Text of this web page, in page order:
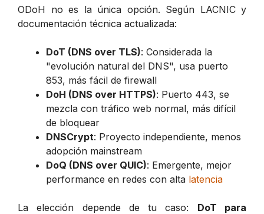
ODoH no es la única opción. Según LACNIC y
documentación técnica actualizada:
DoT (DNS over TLS): Considerada la
"evolución natural del DNS", usa puerto
853, más fácil de firewall
DoH (DNS over HTTPS): Puerto 443, se
mezcla con tráfico web normal, más difícil
de bloquear
DNSCrypt: Proyecto independiente, menos
adopción mainstream
DoQ (DNS over QUIC): Emergente, mejor
performance en redes con alta latencia
La elección depende de tu caso: DoT para